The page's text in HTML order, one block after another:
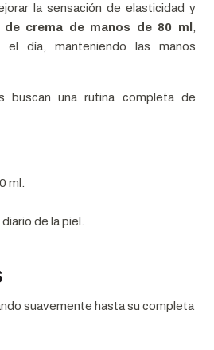
la sensación de elasticidad y
de crema de manos de 80 ml,
día, manteniendo las manos
buscan una rutina completa de
ml.
de la piel.
suavemente hasta su completa